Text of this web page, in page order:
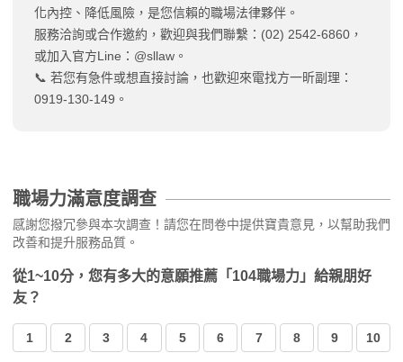
化內控、降低風險，是您信賴的職場法律夥伴。
服務洽詢或合作邀約，歡迎與我們聯繫：(02) 2542-6860，
或加入官方Line：@sllaw。
📞 若您有急件或想直接討論，也歡迎來電找方一昕副理：
0919-130-149。
職場力滿意度調查
感謝您撥冗參與本次調查！請您在問卷中提供寶貴意見，以幫助我們
改善和提升服務品質。
從1~10分，您有多大的意願推薦「104職場力」給親朋好
友？
1 2 3 4 5 6 7 8 9 10